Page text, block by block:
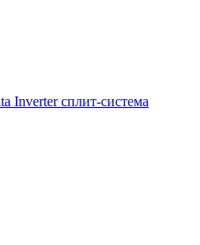
Inverter сплит-система